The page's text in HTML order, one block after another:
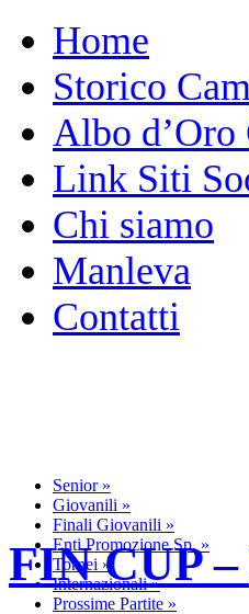
Home
Storico
Albo d’Oro
Link Siti
Chi siamo
Manleva
Contatti
Senior»
Giovanili »
Finali Giovanili »
Enti Promozione Sp. »
Tornei »
Internazionali»
Prossime Partite »
FIN CUP –